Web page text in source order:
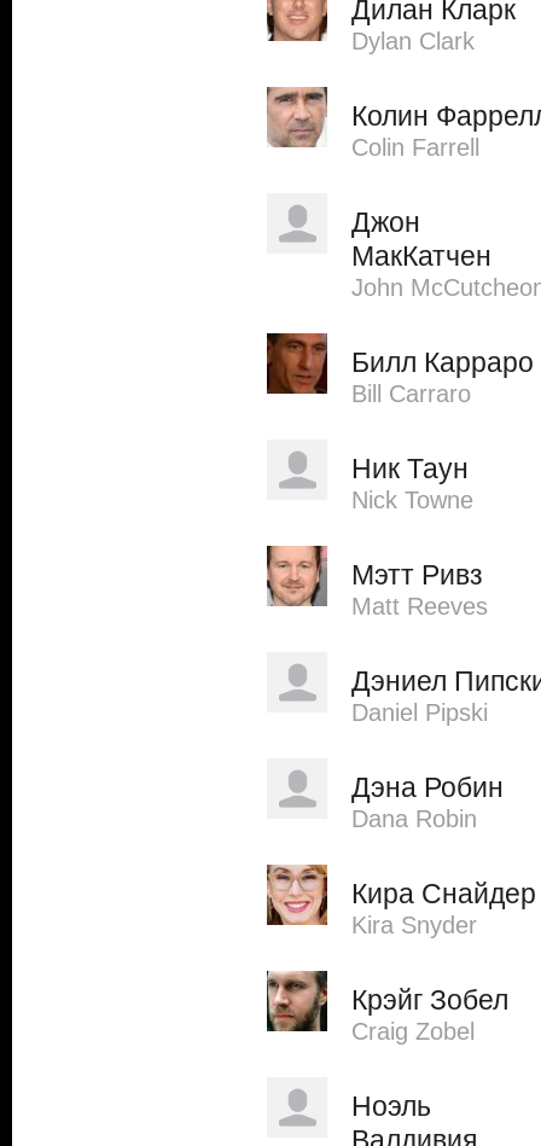
Дилан Кларк
Dylan Clark
Колин
Colin Farrell
Джон
МакКатчен
John
Билл Карраро
Bill Carraro
Ник Таун
Nick Towne
Мэтт Ривз
Matt Reeves
Дэниел
Daniel Pipski
Дэна Робин
Dana Robin
Кира Снайдер
Kira Snyder
Крэйг Зобел
Craig Zobel
Ноэль